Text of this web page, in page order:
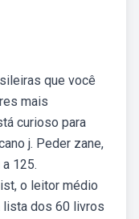
que você
mais
curioso para
j. Peder zane,
125.
o leitor médio
lista dos 60 livros